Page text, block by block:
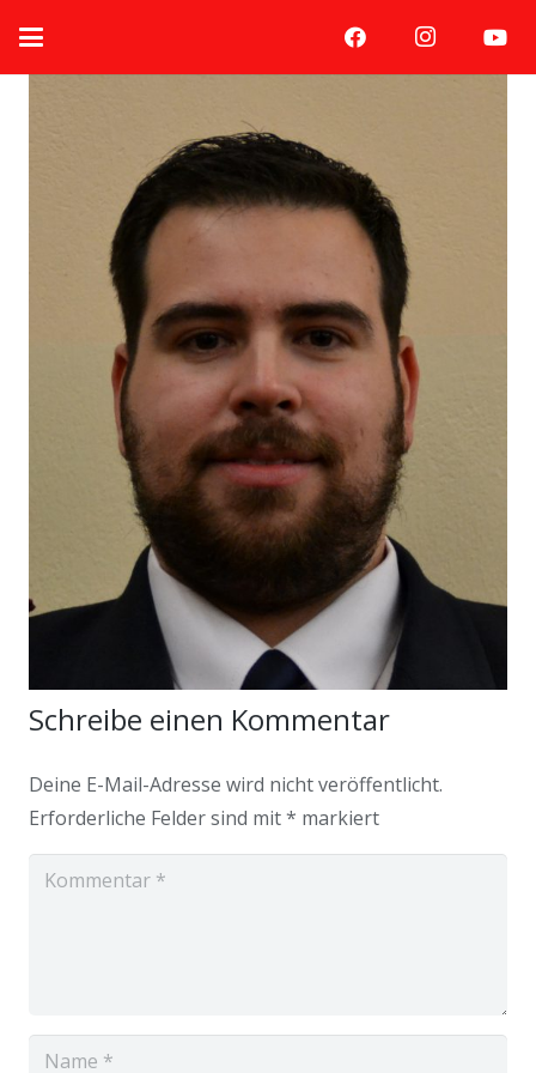
Schreibe einen Kommentar
Deine E-Mail-Adresse wird nicht veröffentlicht.
Erforderliche Felder sind mit* markiert